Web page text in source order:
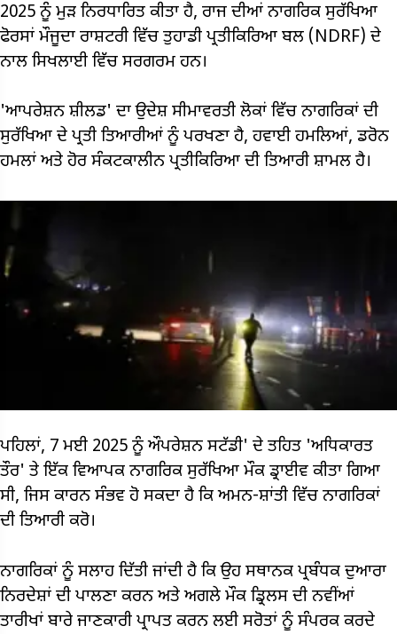
2025 ਨੂੰ ਮੁੜ ਨਿਰਧਾਰਿਤ ਕੀਤਾ ਹੈ, ਰਾਜ ਦੀਆਂ ਨਾਗਰਿਕ ਸੁਰੱਖਿਆ
ਫੋਰਸਾਂ ਮੌਜੂਦਾ ਰਾਸ਼ਟਰੀ ਵਿੱਚ ਤੁਹਾਡੀ ਪ੍ਰਤੀਕਿਰਿਆ ਬਲ (NDRF) ਦੇ
ਨਾਲ ਸਿਖਲਾਈ ਵਿੱਚ ਸਰਗਰਮ ਹਨ।
'ਆਪਰੇਸ਼ਨ ਸ਼ੀਲਡ' ਦਾ ਉਦੇਸ਼ ਸੀਮਾਵਰਤੀ ਲੋਕਾਂ ਵਿੱਚ ਨਾਗਰਿਕਾਂ ਦੀ
ਸੁਰੱਖਿਆ ਦੇ ਪ੍ਰਤੀ ਤਿਆਰੀਆਂ ਨੂੰ ਪਰਖਣਾ ਹੈ, ਹਵਾਈ ਹਮਲਿਆਂ, ਡਰੋਨ
ਹਮਲਾਂ ਅਤੇ ਹੋਰ ਸੰਕਟਕਾਲੀਨ ਪ੍ਰਤੀਕਿਰਿਆ ਦੀ ਤਿਆਰੀ ਸ਼ਾਮਲ ਹੈ।
ਪਹਿਲਾਂ, 7 ਮਈ 2025 ਨੂੰ ਔਪਰੇਸ਼ਨ ਸਟੱਡੀ' ਦੇ ਤਹਿਤ 'ਅਧਿਕਾਰਤ
ਤੌਰ' ਤੇ ਇੱਕ ਵਿਆਪਕ ਨਾਗਰਿਕ ਸੁਰੱਖਿਆ ਮੌਕ ਡ੍ਰਾਈਵ ਕੀਤਾ ਗਿਆ
ਸੀ, ਜਿਸ ਕਾਰਨ ਸੰਭਵ ਹੋ ਸਕਦਾ ਹੈ ਕਿ ਅਮਨ-ਸ਼ਾਂਤੀ ਵਿੱਚ ਨਾਗਰਿਕਾਂ
ਦੀ ਤਿਆਰੀ ਕਰੋ।
ਨਾਗਰਿਕਾਂ ਨੂੰ ਸਲਾਹ ਦਿੱਤੀ ਜਾਂਦੀ ਹੈ ਕਿ ਉਹ ਸਥਾਨਕ ਪ੍ਰਬੰਧਕ ਦੁਆਰਾ
ਨਿਰਦੇਸ਼ਾਂ ਦੀ ਪਾਲਣਾ ਕਰਨ ਅਤੇ ਅਗਲੇ ਮੌਕ ਡ੍ਰਿਲਸ ਦੀ ਨਵੀਂਆਂ
ਤਾਰੀਖਾਂ ਬਾਰੇ ਜਾਣਕਾਰੀ ਪ੍ਰਾਪਤ ਕਰਨ ਲਈ ਸਰੋਤਾਂ ਨੂੰ ਸੰਪਰਕ ਕਰਦੇ